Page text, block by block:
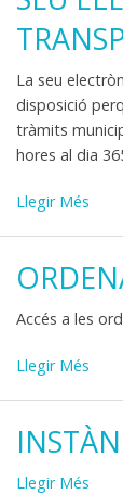
La seu
disposició
tràmits
hores al dia
Seu
transparència
Llegir Més
Accés a les
Ordenances
Llegir Més
Instància
Llegir Més